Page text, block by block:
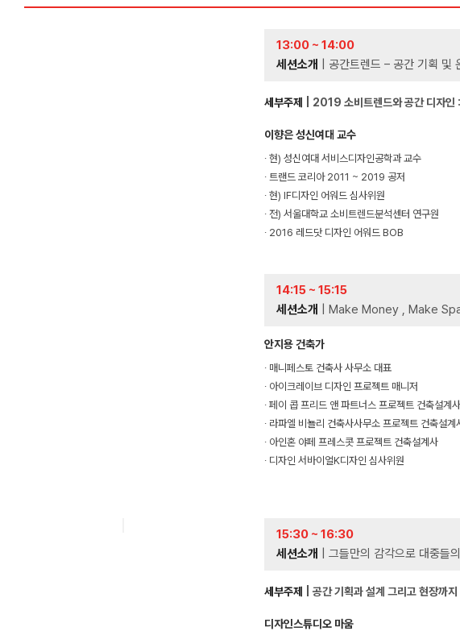
13:00 ~ 14:00
세션소개
| 공간트렌드 – 공간 기획 및
세부주제 | 2019 소비트렌드와 공간 디자인
이향은 성신여대 교수
∙ 현) 성신여대 서비스디자인공학과 교수
∙ 트랜드 코리아 2011 ~ 2019 공저
∙ 현) IF디자인 어워드 심사위원
∙ 전) 서울대학교 소비트렌드분석센터 연구원
∙ 2016 레드닷 디자인 어워드 BOB
14:15 ~ 15:15
세션소개
| Make Money , Make
안지용 건축가
∙ 매니페스토 건축사 사무소 대표
∙ 아이크레이브 디자인 프로젝트 매니저
∙ 페이 콥 프리드 앤 파트너스 프로젝트 건축설계사
∙ 라파엘 비뇰리 건축사사무소 프로젝트 건축설계
∙ 아인혼 야페 프레스콧 프로젝트 건축설계사
∙ 디자인 서바이얼K디자인 심사위원
15:30 ~ 16:30
세션소개
| 그들만의 감각으로 대중
세부주제 | 공간 기획과 설계 그리고 현장까지
디자인스튜디오 마움